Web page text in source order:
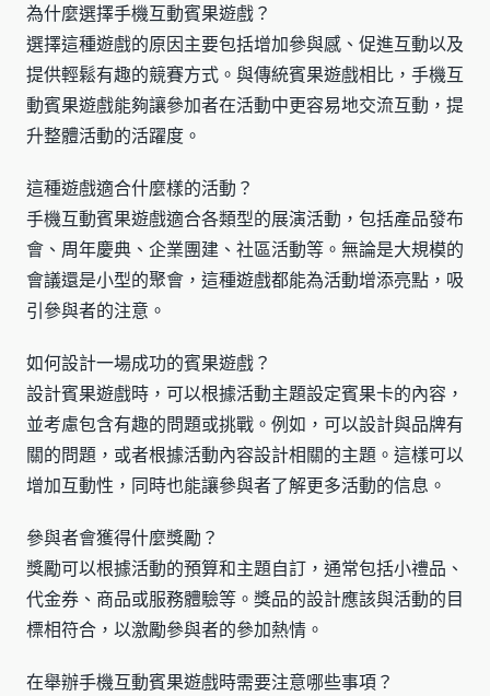
為什麼選擇手機互動賓果遊戲？
選擇這種遊戲的原因主要包括增加參與感、促進互動以及
提供輕鬆有趣的競賽方式。與傳統賓果遊戲相比，手機互
動賓果遊戲能夠讓參加者在活動中更容易地交流互動，提
升整體活動的活躍度。
這種遊戲適合什麼樣的活動？
手機互動賓果遊戲適合各類型的展演活動，包括產品發布
會、周年慶典、企業團建、社區活動等。無論是大規模的
會議還是小型的聚會，這種遊戲都能為活動增添亮點，吸
引參與者的注意。
如何設計一場成功的賓果遊戲？
設計賓果遊戲時，可以根據活動主題設定賓果卡的內容，
並考慮包含有趣的問題或挑戰。例如，可以設計與品牌有
關的問題，或者根據活動內容設計相關的主題。這樣可以
增加互動性，同時也能讓參與者了解更多活動的信息。
參與者會獲得什麼獎勵？
獎勵可以根據活動的預算和主題自訂，通常包括小禮品、
代金券、商品或服務體驗等。獎品的設計應該與活動的目
標相符合，以激勵參與者的參加熱情。
在舉辦手機互動賓果遊戲時需要注意哪些事項？